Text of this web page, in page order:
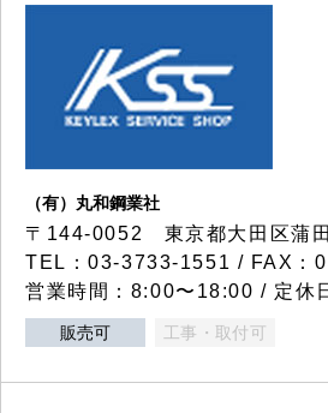
（有）丸和鋼業社
〒144-0052 東京都大田区蒲
TEL：03-3733-1551 / FAX：
営業時間：8:00〜18:00 / 定休
販売可 工事・取付可